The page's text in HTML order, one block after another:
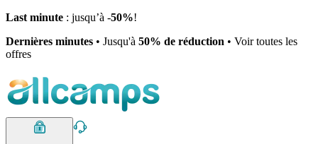
Last minute : jusqu’à -50%!
Dernières minutes • Jusqu'à 50% de réduction • Voir toutes les
offres